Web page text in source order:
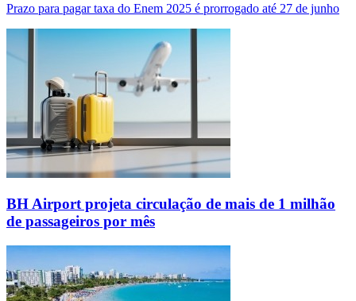
Prazo para pagar taxa do Enem 2025 é prorrogado até 27 de junho
BH Airport projeta circulação de mais de 1 milhão
de passageiros por mês